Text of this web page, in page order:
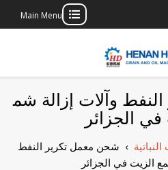
Main Menu
بناء مصنع إنتاج
النباتية
الخاص بك
وآلات إزالة شم
الجزائر
› شحن معمل تكرير النفط
الزيت في الجزائر